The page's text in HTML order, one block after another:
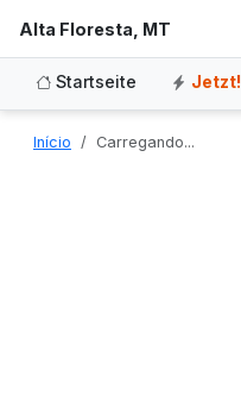
Alta Floresta, MT
Startseite Jetzt!
Início Carregando...